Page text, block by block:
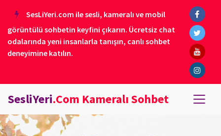
SesLiYeri.com ile sesli, kameralı ve mobil
görüntülü sohbetin keyfini çıkarın. Ücretsiz chat
odalarında yeni insanlarla tanışın, canlı sohbet
deneyimine katılın.
SesliYeri.Com Kameralı Sohbet